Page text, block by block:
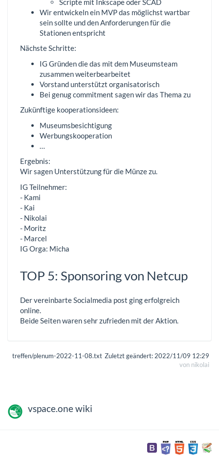
Scripte mit Inkscape oder SCAD
Wir entwickeln ein MVP das möglichst wartbar
sein sollte und den Anforderungen für die
Stationen entspricht
Nächste Schritte:
IG Gründen die das mit dem Museumsteam
zusammen weiterbearbeitet
Vorstand unterstützt organisatorisch
Bei genug commitment sagen wir das Thema zu
Zukünftige kooperationsideen:
Museumsbesichtigung
Werbungskooperation
…
Ergebnis:
Wir sagen Unterstützung für die Münze zu.
IG Teilnehmer:
- Kami
- Kai
- Nikolai
- Moritz
- Marcel
IG Orga: Micha
TOP 5: Sponsoring von Netcup
Der vereinbarte Socialmedia post ging erfolgreich
online.
Beide Seiten waren sehr zufrieden mit der Aktion.
treffen/plenum-2022-11-08.txt Zuletzt geändert:2022/11/09 12:29
von nikolai
vspace.one wiki